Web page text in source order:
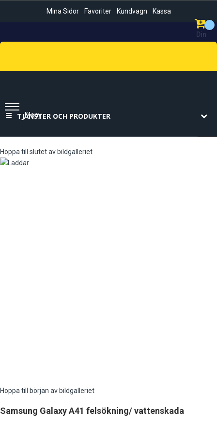
Mina Sidor Favoriter Kundvagn Kassa
Din
Kundvagn
Sök
TJÄNSTER OCH PRODUKTER
Meny
Hoppa till slutet av bildgalleriet
Hoppa till början av bildgalleriet
Samsung Galaxy A41 felsökning/ vattenskada